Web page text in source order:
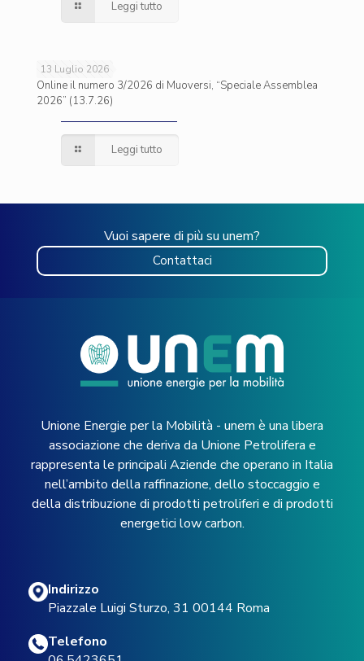
Leggi tutto
13 Luglio 2026
Online il numero 3/2026 di Muoversi, “Speciale Assemblea
2026” (13.7.26)
Leggi tutto
Vuoi sapere di più su unem?
Contattaci
Unione Energie per la Mobilità - unem è una libera
associazione che deriva da Unione Petrolifera e
rappresenta le principali Aziende che operano in Italia
nell’ambito della raffinazione, dello stoccaggio e
della distribuzione di prodotti petroliferi e di prodotti
energetici low carbon.
Indirizzo
Piazzale Luigi Sturzo, 31 00144 Roma
Telefono